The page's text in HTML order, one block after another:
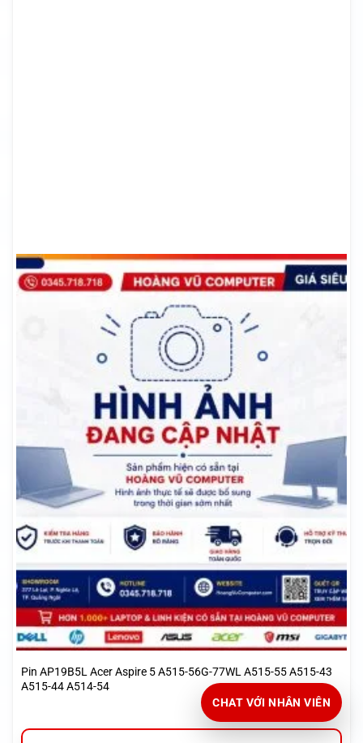
Pin AP19B5L Acer Aspire 5 A515-56G-77WL A515-55 A515-43
A515-44 A514-54
CHAT VỚI NHÂN VIÊN